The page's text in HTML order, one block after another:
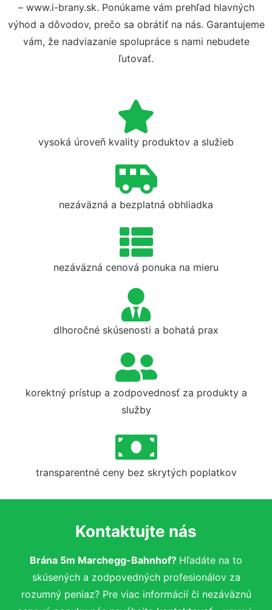
– www.i-brany.sk. Ponúkame vám prehľad hlavných
výhod a dôvodov, prečo sa obrátiť na nás. Garantujeme
vám, že nadviazanie spolupráce s nami nebudete
ľutovať.
vysoká úroveň kvality produktov a služieb
nezáväzná a bezplatná obhliadka
nezáväzná cenová ponuka na mieru
dlhoročné skúsenosti a bohatá prax
korektný prístup a zodpovednosť za produkty a
služby
transparentné ceny bez skrytých poplatkov
Kontaktujte nás
Brána 5m Marchegg-Bahnhof? Hľadáte na to
skúsených a zodpovedných profesionálov za
rozumný peniaz? Pre viac informácií či nezáväznú